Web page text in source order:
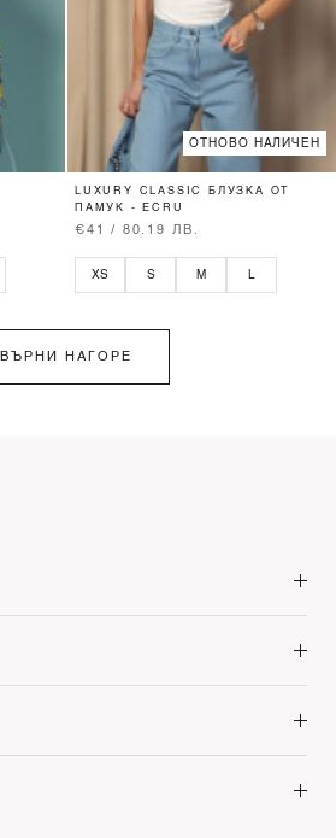
ОТНОВО НАЛИЧЕН
LUXURY CLASSIC БЛУЗКА ОТ
ПАМУК - ECRU
€41 / 80.19 ЛВ.
XS S M
ВЪРНИ НАГОРЕ